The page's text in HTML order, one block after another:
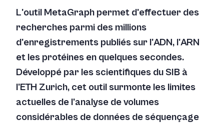
L'outil MetaGraph permet d'effectuer des
recherches parmi des millions
d'enregistrements publiés sur l'ADN, l'ARN
et les protéines en quelques secondes.
Développé par les scientifiques du SIB à
l'ETH Zurich, cet outil surmonte les limites
actuelles de l'analyse de volumes
considérables de données de séquençage